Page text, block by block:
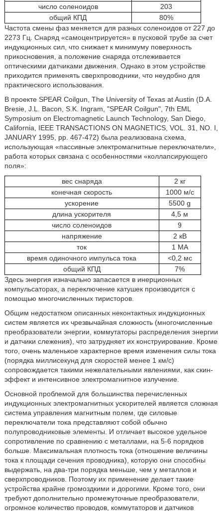
число соленоидов
203
общий КПД
80%
Частота смены фаз меняется для разных соленоидов от 227 до
2273 Гц. Снаряд «самоцентрируется» в пусковой трубе за счет
индукционных сил, что снижает к минимуму поверхность
прикосновения, а положение снаряда отслеживается
оптическими датчиками движения. Однако в этом устройстве
приходится применять сверхпроводники, что неудобно для
практического использования.
В проекте SPEAR Coilgun, The University of Texas at Austin (D.A.
Bresie, J.L. Bacon, S.K. Ingram, "SPEAR Coilgun", 7th EML
Symposium on Electromagnetic Launch Technology, San Diego,
California, IEEE TRANSACTIONS ON MAGNETICS, VOL. 31, NO. I,
JANUARY 1995, pp. 467-472) была реализована схема,
использующая «пассивные электромагнитные переключатели»,
работа которых связана с особенностями «коллапсирующего
поля»:
вес снаряда
2 кг
конечная скорость
1000 м/с
ускорение
5500 g
длина ускорителя
4,5 м
число соленоидов
9
напряжение
2 кВ
ток
1 МА
время одиночного импульса тока
<0,2 мс
общий КПД
7%
Здесь энергия изначально запасается в инерционных
компульсаторах, а переключение катушек производится с
помощью многочисленных тиристоров.
Общим недостатком описанных неконтактных индукционных
систем является их чрезвычайная сложность (многочисленные
преобразователи энергии, коммутаторы распределения энергии
и датчики слежения), что затрудняет их конструирование. Кроме
того, очень маленькое характерное время изменения силы тока
(порядка миллисекунд для скоростей менее 1 км/с)
сопровождается такими нежелательными явлениями, как скин-
эффект и интенсивное электромагнитное излучение.
Основной проблемой для большинства перечисленных
индукционных электромагнитных ускорителей является сложная
система управления магнитным полем, где силовые
переключатели тока представляют собой обычно
полупроводниковые элементы. И отличает высокое удельное
сопротивление по сравнению с металлами, на 5-6 порядков
больше. Максимальная плотность тока (отношение величины
тока к площади сечения проводника), которую они способны
выдержать, на два-три порядка меньше, чем у металлов и
сверхпроводников. Поэтому их применение делает такие
устройства крайне громоздкими и дорогими. Кроме того, они
требуют дополнительно промежуточные преобразователи,
огромное количество проводов, коммутаторов и датчиков